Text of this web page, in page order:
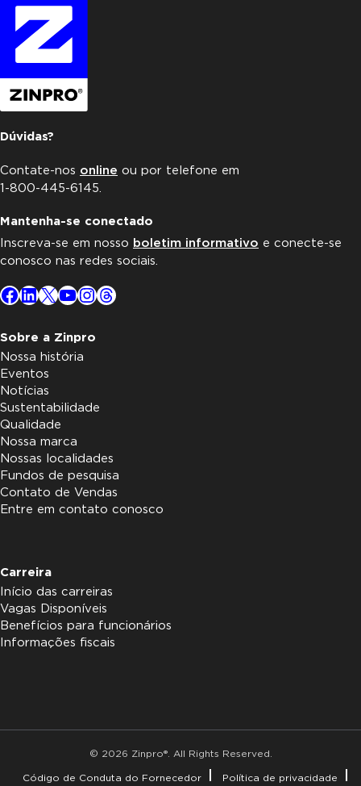
Dúvidas?
Contate-nos online ou por telefone em
1-800-445-6145.
Mantenha-se conectado
Inscreva-se em nosso boletim informativo e conecte-se
conosco nas redes sociais.
Facebook
LinkedIn
X YouTube
Instagram
Threads
Sobre a Zinpro
Nossa história
Eventos
Notícias
Sustentabilidade
Qualidade
Nossa marca
Nossas localidades
Fundos de pesquisa
Contato de Vendas
Entre em contato conosco
Carreira
Início das carreiras
Vagas Disponíveis
Benefícios para funcionários
Informações fiscais
© 2026 Zinpro®. All Rights Reserved.
Código de Conduta do Fornecedor
Política de privacidade